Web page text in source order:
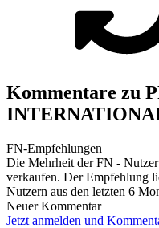
Kommentare zu
FN-Empfehlungen
Die Mehrheit der FN -
verkaufen. Der Empfehlung
Nutzern aus den letzten 6
Neuer Kommentar
Jetzt anmelden und